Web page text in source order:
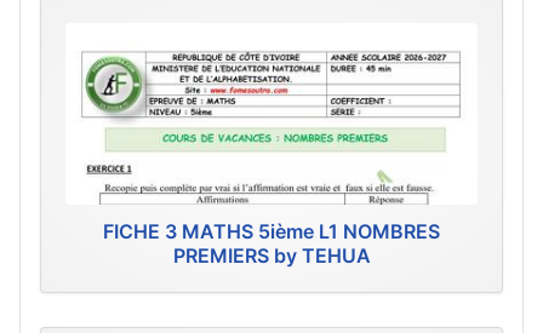
FICHE 3 MATHS 5ième L1 NOMBRES
PREMIERS by TEHUA